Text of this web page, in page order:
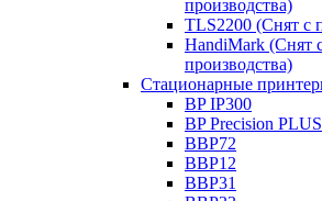
производства)
TLS2200 (Снят с
HandiMark (Снят
производства)
Стационарные
BP IP300
BP Precision PLUS
BBP72
BBP12
BBP31